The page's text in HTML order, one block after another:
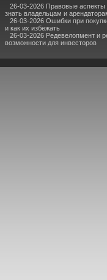
26-03-2026 Правовые
знать владельцам и
26-03-2026 Ошибки при
и как их избежать
26-03-2026 Редевелопмент и
возможности для инвесторов